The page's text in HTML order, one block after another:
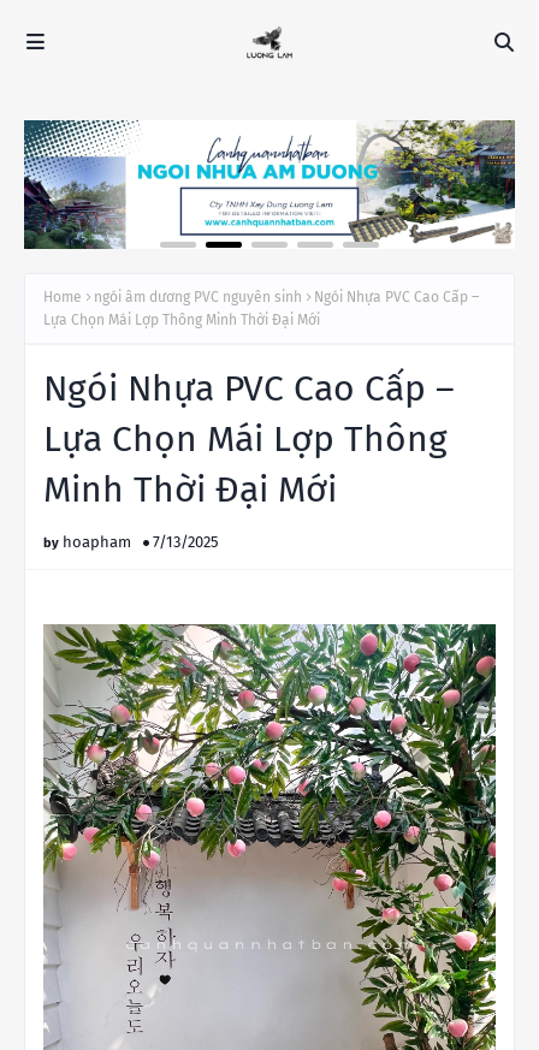
Home ngói âm dương PVC nguyên sinh
Ngói Nhựa PVC Cao Cấp –
Lựa Chọn Mái Lợp Thông Minh Thời Đại Mới
Ngói Nhựa PVC Cao Cấp –
Lựa Chọn Mái Lợp Thông
Minh Thời Đại Mới
hoapham 7/13/2025